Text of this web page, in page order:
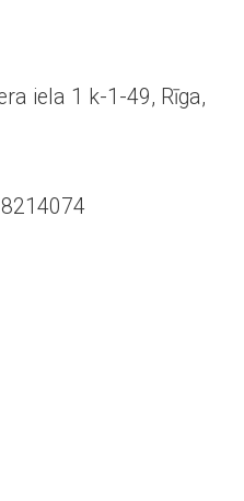
iela 1 k-1-49, Rīga,